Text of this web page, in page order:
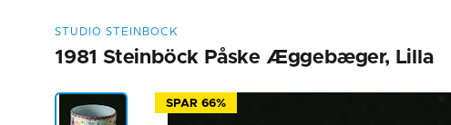
STUDIO STEINBOCK
1981 Steinböck Påske Æggebæger, Lilla
SPAR 66%